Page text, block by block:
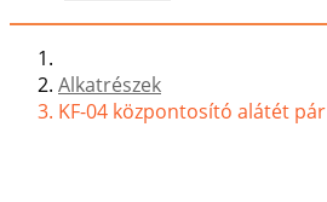
Alkatrészek
KF-04 központosító alátét pár